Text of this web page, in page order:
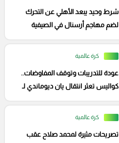
شرط وحيد يبعد الأهلي عن التحرك
لضم مهاجم أرسنال في الصيفية
كرة عالمية
عودة للتدريبات وتوقف المفاوضات..
كواليس تعثر انتقال يان ديوماندي لـ
كرة عالمية
تصريحات مثيرة لمحمد صلاح عقب